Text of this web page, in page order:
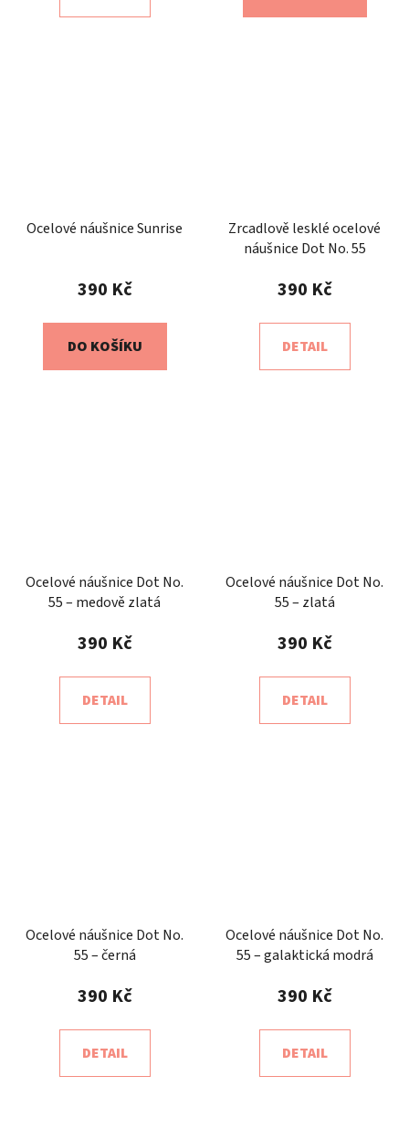
Ocelové náušnice Sunrise
390 Kč
DO KOŠÍKU
Zrcadlově lesklé ocelové
náušnice Dot No. 55
390 Kč
DETAIL
Ocelové náušnice Dot No.
55 – medově zlatá
390 Kč
DETAIL
Ocelové náušnice Dot No.
55 – zlatá
390 Kč
DETAIL
Ocelové náušnice Dot No.
55 – černá
390 Kč
DETAIL
Ocelové náušnice Dot No.
55 – galaktická modrá
390 Kč
DETAIL